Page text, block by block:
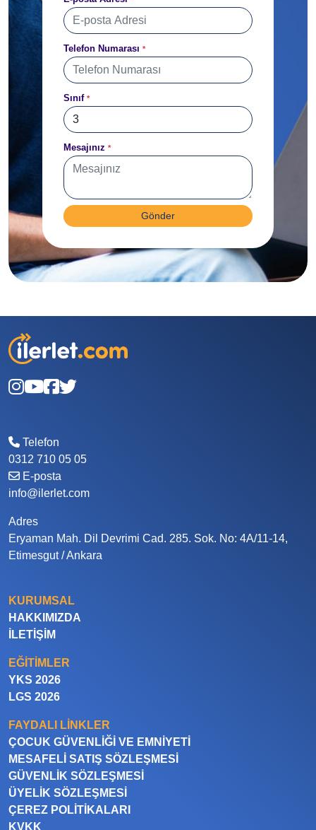
Telefon Numarası *
Sınıf *
Mesajınız *
Gönder
Telefon
0312 710 05 05
E-posta
info@ilerlet.com
Adres
Eryaman Mah. Dil Devrimi Cad. 285. Sok. No: 4A/11-14,
Etimesgut / Ankara
KURUMSAL
HAKKIMIZDA
İLETIŞIM
EĞITIMLER
YKS 2026
LGS 2026
FAYDALI LINKLER
ÇOCUK GÜVENLIĞI VE EMNIYETI
MESAFELI SATIŞ SÖZLEŞMESI
GÜVENLIK SÖZLEŞMESI
ÜYELIK SÖZLEŞMESI
ÇEREZ POLITIKALARI
KVKK